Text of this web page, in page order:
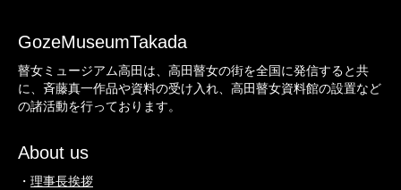
GozeMuseumTakada
瞽女ミュージアム高田は、高田瞽女の街を全国に発信すると共
に、斉藤真一作品や資料の受け入れ、高田瞽女資料館の設置など
の諸活動を行っております。
About us
・ 理事長挨拶